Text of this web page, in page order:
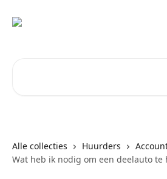
Alle collecties Huurders
Wat heb ik nodig om een deelauto te